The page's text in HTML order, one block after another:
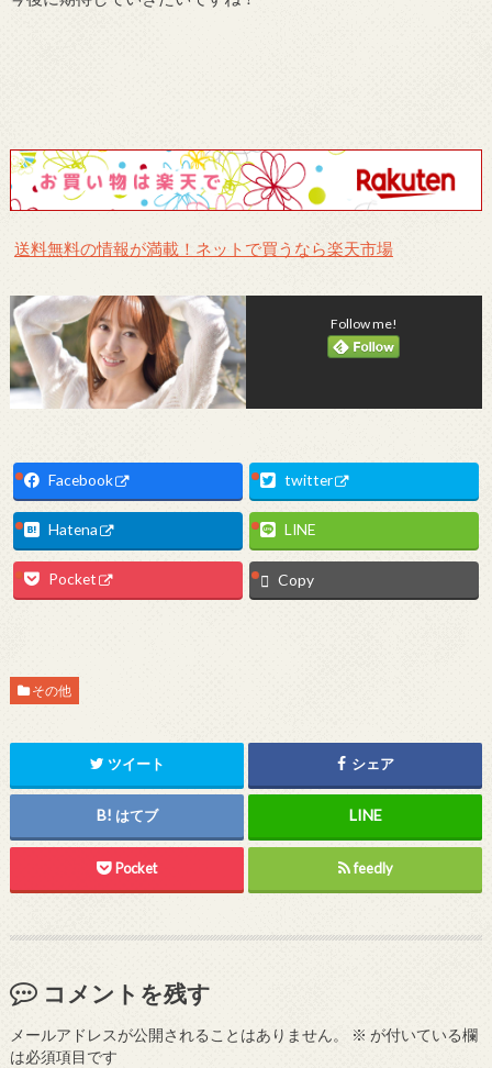
送料無料の情報が満載！ネットで買うなら楽天市場
Follow me!
Facebook twitter
Hatena LINE
Pocket Copy
その他
ツイート シェア
はてブ
Pocket feedly
コメントを残す
メールアドレスが公開されることはありません。 ※ が付いている欄
は必須項目です